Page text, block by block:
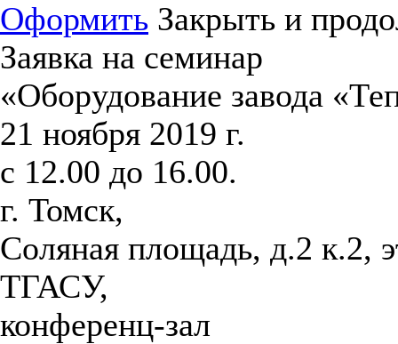
Оформить Закрыть и
Заявка на семинар
«Оборудование завода
21 ноября 2019 г.
с 12.00 до 16.00.
г. Томск,
Соляная площадь, д.2 к.2,
ТГАСУ,
конференц-зал